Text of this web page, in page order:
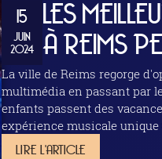
15
JUIN
2024
LES
À REIMS
La ville de Reims regorge
multimédia en passant par
enfants passent des vacances
expérience musicale unique Commencez votre aventure rémoise au Musikall Bar Karaoké Box, un lieu convivial où
petits et grands peuvent
LIRE L'ARTICLE